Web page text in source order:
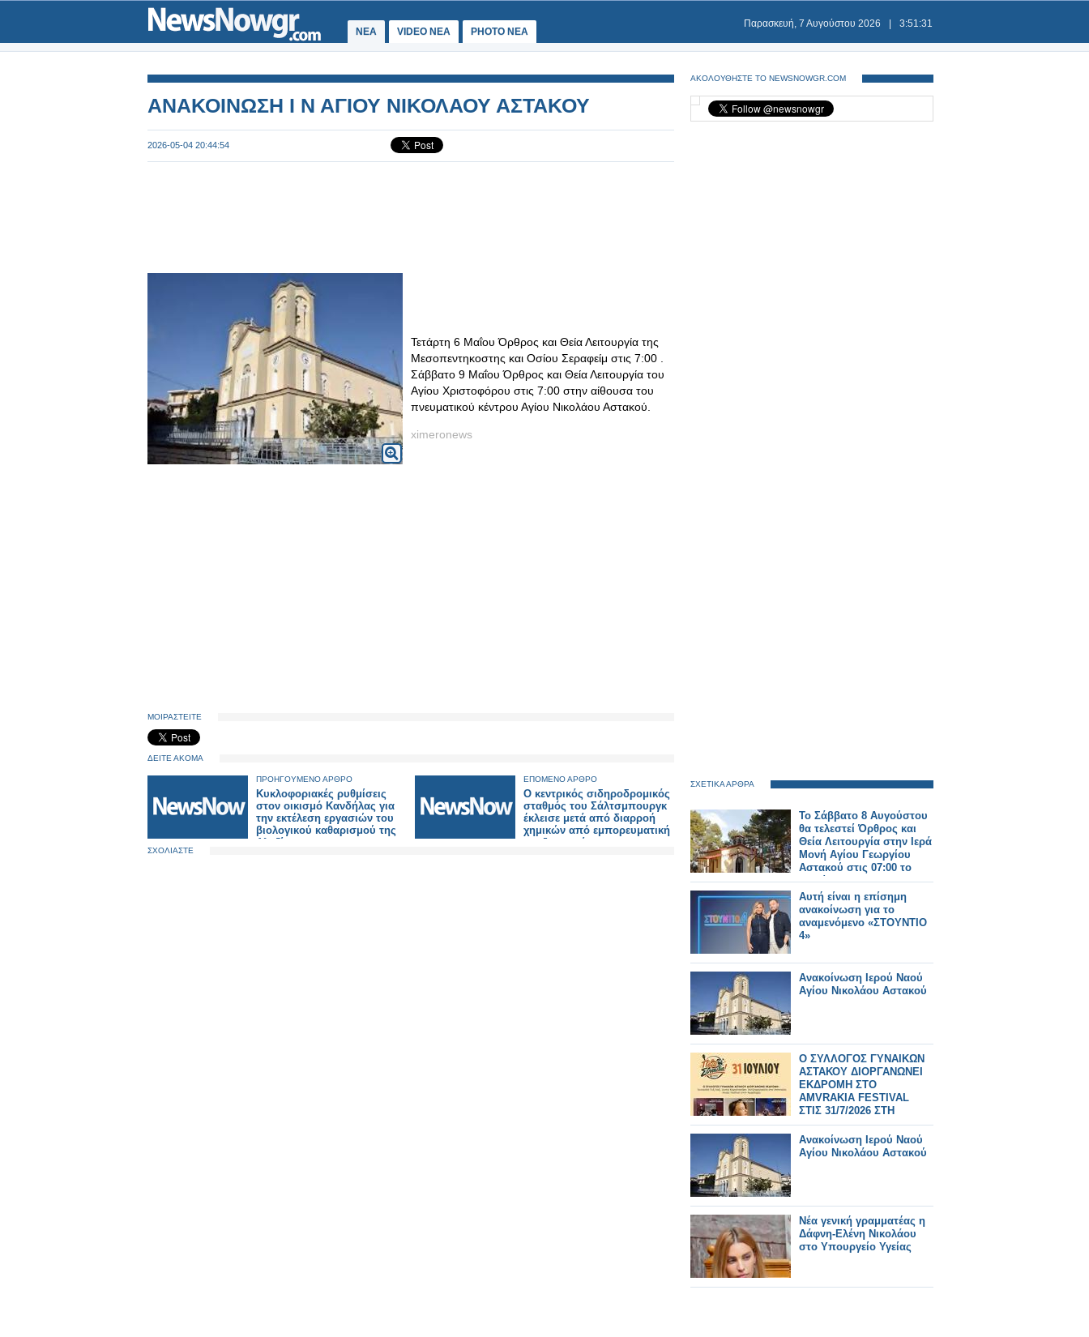
ΝΕΑ VIDEO NEA PHOTO NEA
Παρασκευή, 7 Αυγούστου 2026 3:51:32
ΑΝΑΚΟΙΝΩΣΗ Ι Ν ΑΓΙΟΥ ΝΙΚΟΛΑΟΥ ΑΣΤΑΚΟΥ
2026-05-04 20:44:54
Τετάρτη 6 Μαΐου Όρθρος και Θεία Λειτουργία της
Μεσοπεντηκοστης και Οσίου Σεραφείμ στις 7:00 .
Σάββατο 9 Μαΐου Όρθρος και Θεία Λειτουργία του
Αγίου Χριστοφόρου στις 7:00 στην αίθουσα του
πνευματικού κέντρου Αγίου Νικολάου Αστακού.
ximeronews
ΜΟΙΡΑΣΤΕΙΤΕ
ΔΕΙΤΕ ΑΚΟΜΑ
ΠΡΟΗΓΟΥΜΕΝΟ ΑΡΘΡΟ
Κυκλοφοριακές ρυθμίσεις
στον οικισμό Κανδήλας για
την εκτέλεση εργασιών του
βιολογικού καθαρισμού της
Αλυζίας.
ΕΠΟΜΕΝΟ ΑΡΘΡΟ
Ο κεντρικός σιδηροδρομικός
σταθμός του Σάλτσμπουργκ
έκλεισε μετά από διαρροή
χημικών από εμπορευματική
αμαξοστοιχία.
ΣΧΟΛΙΑΣΤΕ
ΑΚΟΛΟΥΘΗΣΤΕ ΤΟ NEWSNOWGR.COM
ΣΧΕΤΙΚΑ ΑΡΘΡΑ
Το Σάββατο 8 Αυγούστου
θα τελεστεί Όρθρος και
Θεία Λειτουργία στην Ιερά
Μονή Αγίου Γεωργίου
Αστακού στις 07:00 το
πρωί.
Αυτή είναι η επίσημη
ανακοίνωση για το
αναμενόμενο «ΣΤΟΥΝΤΙΟ
4»
Ανακοίνωση Ιερού Ναού
Αγίου Νικολάου Αστακού
Ο ΣΥΛΛΟΓΟΣ ΓΥΝΑΙΚΩΝ
ΑΣΤΑΚΟΥ ΔΙΟΡΓΑΝΩΝΕΙ
ΕΚΔΡΟΜΗ ΣΤΟ
AMVRAKIA FESTIVAL
ΣΤΙΣ 31/7/2026 ΣΤΗ
ΣΥΝΑΥΛΙΑ
ΧΑΤΖΗΦΡΑΓΚΕΤΑ
ΚΑΡΑΠΑΤΑΚΗ ΠΥΞ ΛΑΞ
Ανακοίνωση Ιερού Ναού
Αγίου Νικολάου Αστακού
Νέα γενική γραμματέας η
Δάφνη‑Ελένη Νικολάου
στο Υπουργείο Υγείας